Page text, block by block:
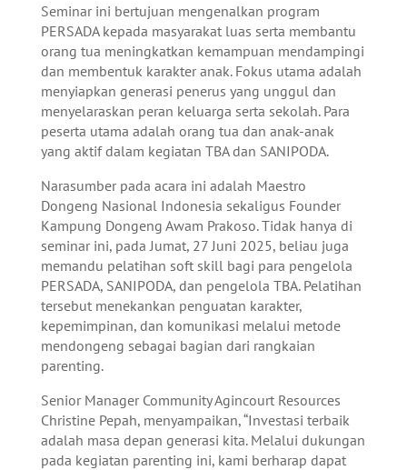
Seminar ini bertujuan mengenalkan program
PERSADA kepada masyarakat luas serta membantu
orang tua meningkatkan kemampuan mendampingi
dan membentuk karakter anak. Fokus utama adalah
menyiapkan generasi penerus yang unggul dan
menyelaraskan peran keluarga serta sekolah. Para
peserta utama adalah orang tua dan anak-anak
yang aktif dalam kegiatan TBA dan SANIPODA.
Narasumber pada acara ini adalah Maestro
Dongeng Nasional Indonesia sekaligus Founder
Kampung Dongeng Awam Prakoso. Tidak hanya di
seminar ini, pada Jumat, 27 Juni 2025, beliau juga
memandu pelatihan soft skill bagi para pengelola
PERSADA, SANIPODA, dan pengelola TBA. Pelatihan
tersebut menekankan penguatan karakter,
kepemimpinan, dan komunikasi melalui metode
mendongeng sebagai bagian dari rangkaian
parenting.
Senior Manager Community Agincourt Resources
Christine Pepah, menyampaikan, “Investasi terbaik
adalah masa depan generasi kita. Melalui dukungan
pada kegiatan parenting ini, kami berharap dapat